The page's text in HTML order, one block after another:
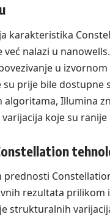
karakteristika
nalazi u
u
su prije bile
algoritama, Illumina
koje su
prednosti
rezultata
strukturalnih